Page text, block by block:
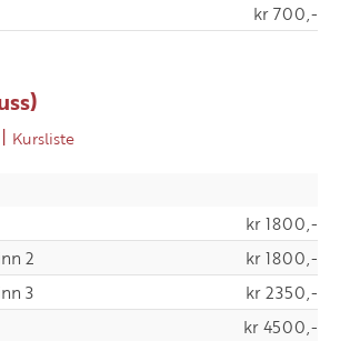
kr 700,-
| Kursliste
kr 1800,-
2
kr 1800,-
3
kr 2350,-
kr 4500,-